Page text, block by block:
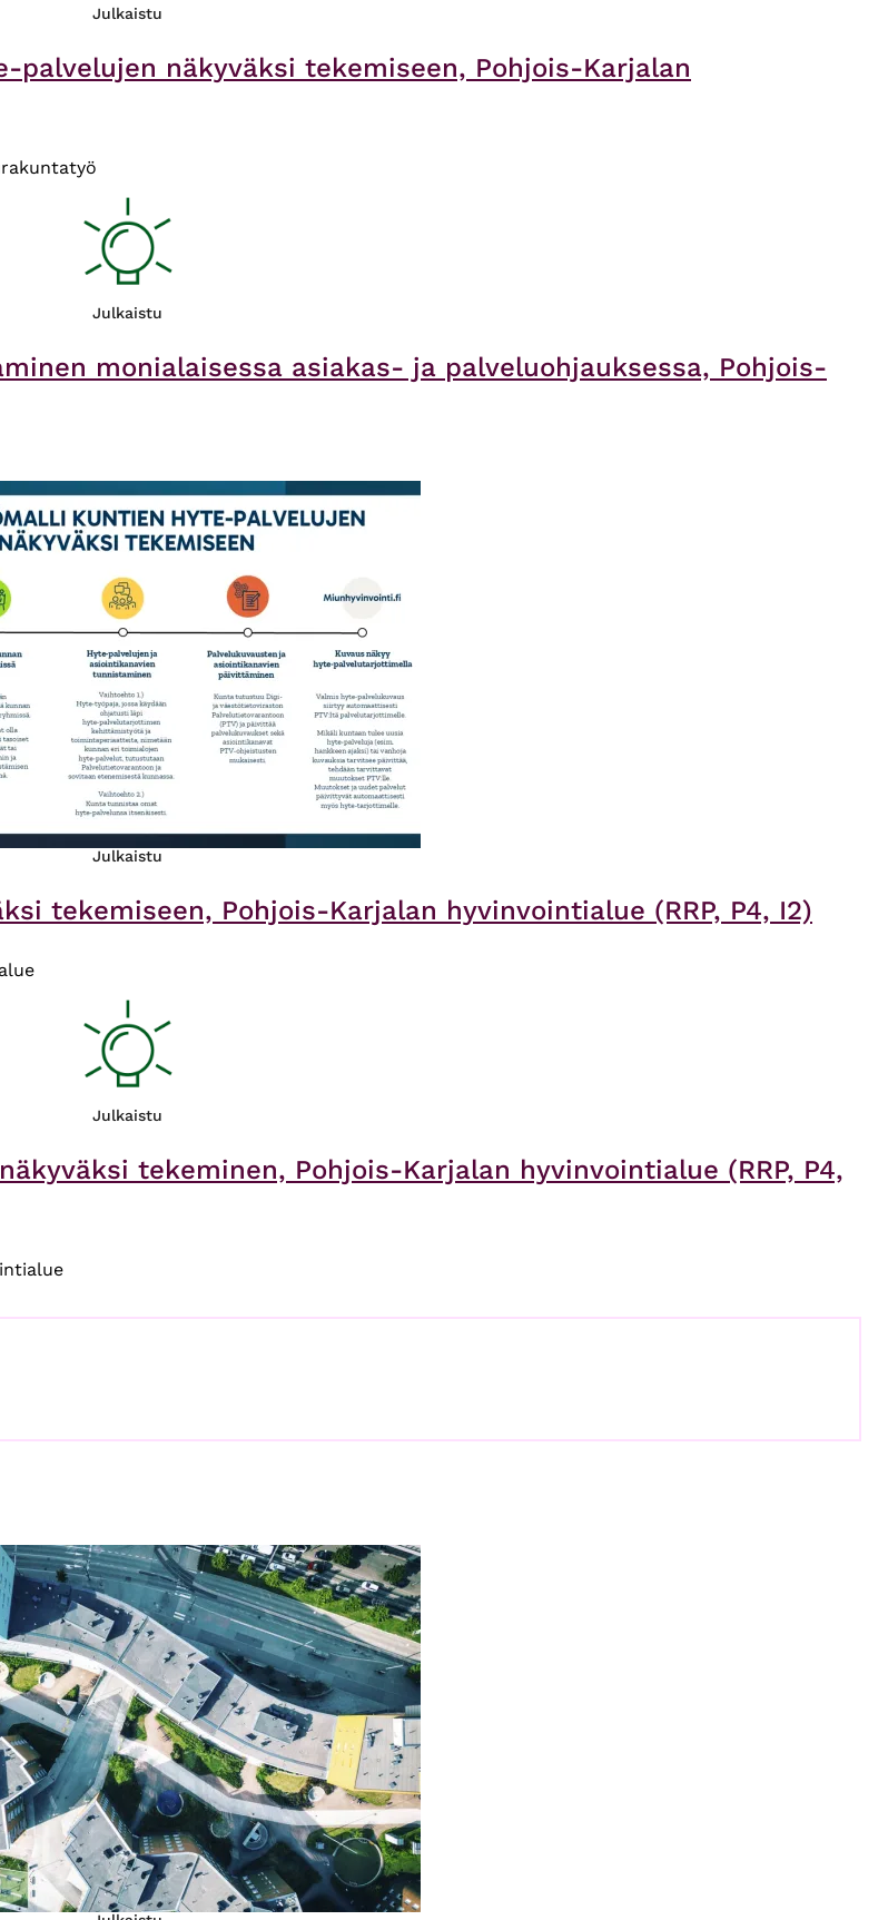
Julkaistu
näkyväksi tekemiseen, Pohjois-Karjalan
Julkaistu
monialaisessa asiakas- ja palveluohjauksessa, Pohjois-
Julkaistu
tekemiseen, Pohjois-Karjalan hyvinvointialue (RRP, P4, I2)
Julkaistu
tekeminen, Pohjois-Karjalan hyvinvointialue (RRP, P4,